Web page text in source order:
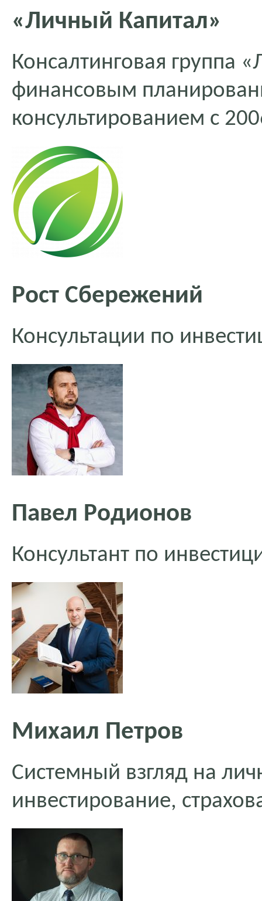
«Личный Капитал»
Консалтинговая группа
финансовым
консультированием с
Рост Сбережений
Консультации по
Павел Родионов
Консультант по
Михаил Петров
Системный взгляд на
инвестирование,